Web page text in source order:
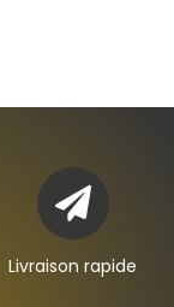

Livraison rapide